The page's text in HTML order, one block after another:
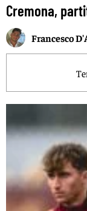
Cremona,
Francesco